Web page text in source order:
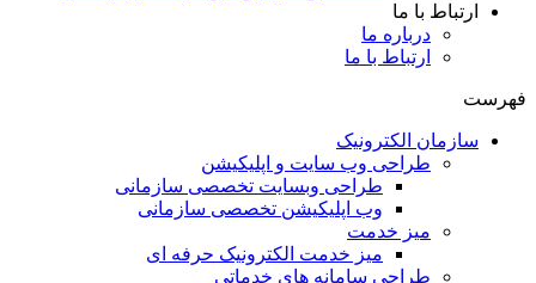
ارتباط با ما
درباره ما
ارتباط با ما
سازمان الکترونیک
طراحی وب سایت و اپلیکیشن
طراحی وبسایت تخصصی سازمانی
وب اپلیکیشن تخصصی سازمانی
میز خدمت
میز خدمت الکترونیک حرفه ای
طراحی سامانه های خدماتی